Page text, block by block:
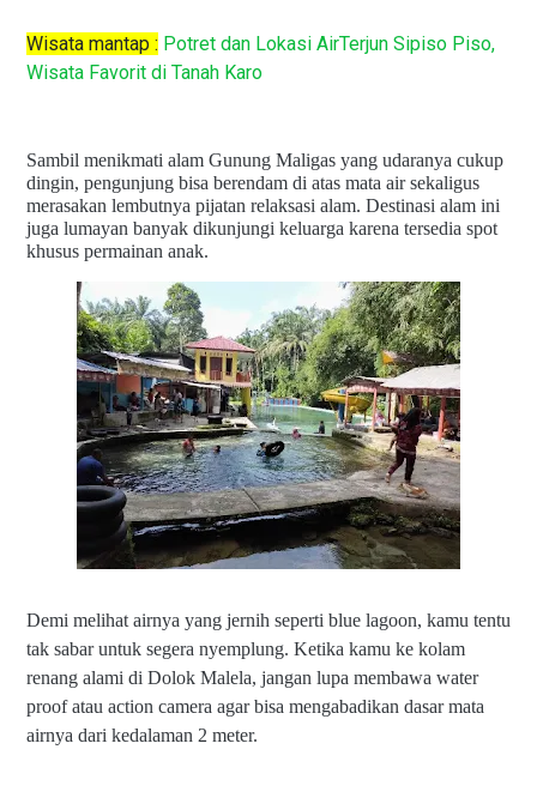
Wisata mantap : Potret dan Lokasi AirTerjun Sipiso Piso,
Wisata Favorit di Tanah Karo
Sambil menikmati alam Gunung Maligas yang udaranya cukup
dingin, pengunjung bisa berendam di atas mata air sekaligus
merasakan lembutnya pijatan relaksasi alam. Destinasi alam ini
juga lumayan banyak dikunjungi keluarga karena tersedia spot
khusus permainan anak.
Demi melihat airnya yang jernih seperti blue lagoon, kamu tentu
tak sabar untuk segera nyemplung. Ketika kamu ke kolam
renang alami di Dolok Malela, jangan lupa membawa water
proof atau action camera agar bisa mengabadikan dasar mata
airnya dari kedalaman 2 meter.